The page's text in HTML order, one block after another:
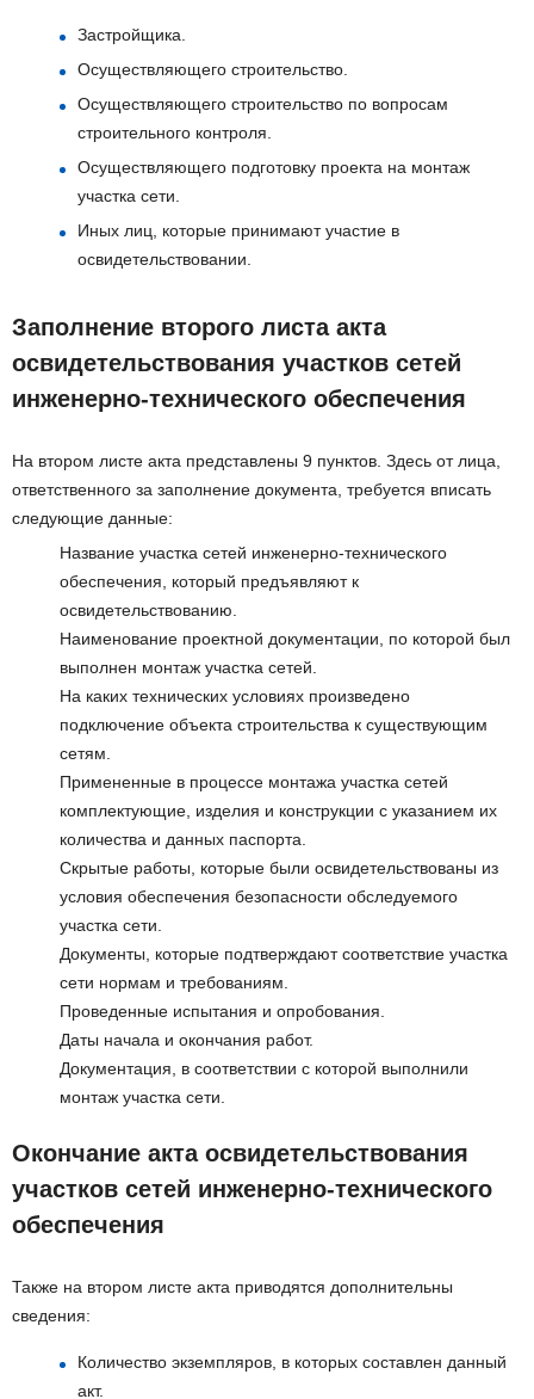
Застройщика.
Осуществляющего строительство.
Осуществляющего строительство по вопросам
строительного контроля.
Осуществляющего подготовку проекта на монтаж
участка сети.
Иных лиц, которые принимают участие в
освидетельствовании.
Заполнение второго листа акта
освидетельствования участков сетей
инженерно-технического обеспечения
На втором листе акта представлены 9 пунктов. Здесь от лица,
ответственного за заполнение документа, требуется вписать
следующие данные:
Название участка сетей инженерно-технического
обеспечения, который предъявляют к
освидетельствованию.
Наименование проектной документации, по которой был
выполнен монтаж участка сетей.
На каких технических условиях произведено
подключение объекта строительства к существующим
сетям.
Примененные в процессе монтажа участка сетей
комплектующие, изделия и конструкции с указанием их
количества и данных паспорта.
Скрытые работы, которые были освидетельствованы из
условия обеспечения безопасности обследуемого
участка сети.
Документы, которые подтверждают соответствие участка
сети нормам и требованиям.
Проведенные испытания и опробования.
Даты начала и окончания работ.
Документация, в соответствии с которой выполнили
монтаж участка сети.
Окончание акта освидетельствования
участков сетей инженерно-технического
обеспечения
Также на втором листе акта приводятся дополнительны
сведения:
Количество экземпляров, в которых составлен данный
акт.